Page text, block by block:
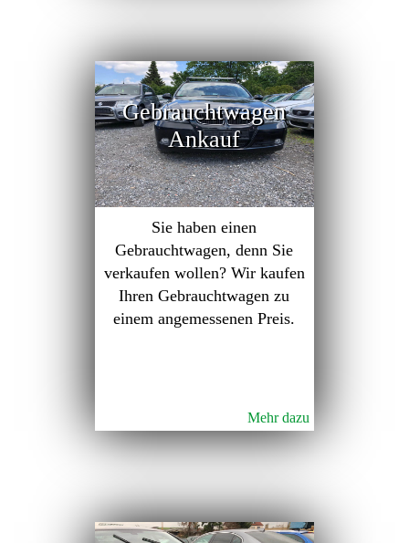
Gebrauchtwagen
Ankauf
Sie haben einen
Gebrauchtwagen, denn Sie
verkaufen wollen? Wir kaufen
Ihren Gebrauchtwagen zu
einem angemessenen Preis.
Mehr dazu